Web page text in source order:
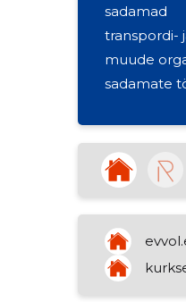
sadamad
transpordi-
muude
sadamate